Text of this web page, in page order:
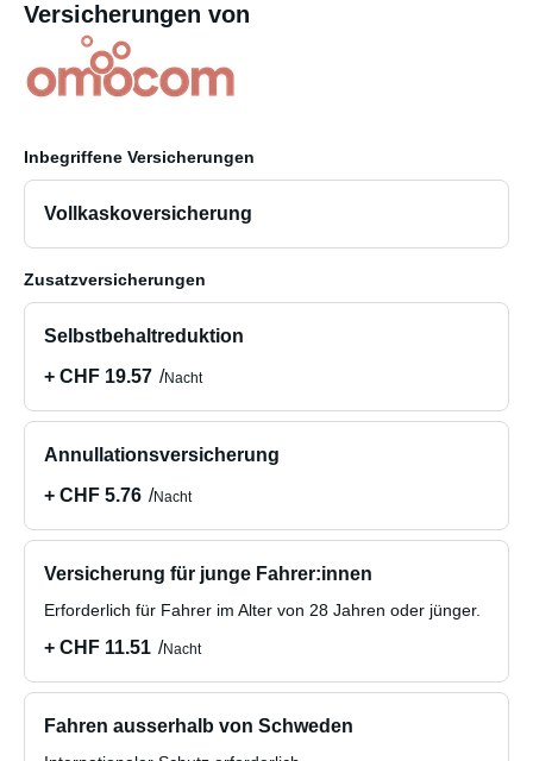
Versicherungen von
Inbegriffene Versicherungen
Vollkaskoversicherung
Zusatzversicherungen
Selbstbehaltreduktion
+ CHF 19.57
Nacht
Annullationsversicherung
+ CHF 5.76
Nacht
Versicherung für junge Fahrer:innen
Erforderlich für Fahrer im Alter von 28 Jahren oder jünger.
+ CHF 11.51 Nacht
Fahren ausserhalb von Schweden